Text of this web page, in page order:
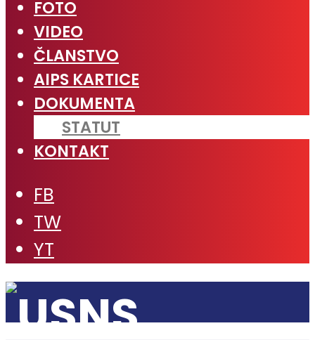
FOTO
VIDEO
ČLANSTVO
AIPS KARTICE
DOKUMENTA
STATUT
KONTAKT
FB
TW
YT